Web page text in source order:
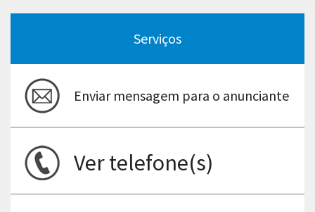
Serviços
Enviar mensagem para o anunciante
Ver telefone(s)